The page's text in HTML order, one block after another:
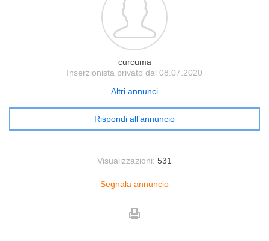
curcuma
Inserzionista privato dal 08.07.2020
Altri annunci
Rispondi all’annuncio
Visualizzazioni: 531
Segnala annuncio